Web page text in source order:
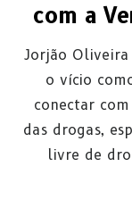
com a
Jorjão Oliveira
o vício
conectar
das drogas,
livre de